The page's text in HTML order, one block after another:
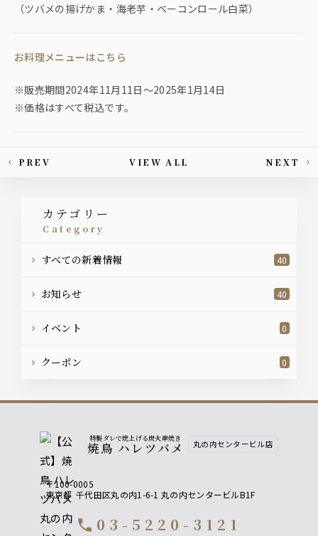
（ツバメの揚げかま・海老芋・ベーコンロール白菜）
お料理メニューはこちら
※販売期間2024年11月11日〜2025年1月14日
※価格はすべて税込です。
This article's paging
PREV VIEW ALL NEXT
カテゴリー
category
すべての新着情報 40
お知らせ 40
イベント 0
クーポン 0
特製ダレで焼上げる炭火串焼き
焼鳥 ハレツバメ 丸の内センタービル店
〒100-0005
東京都 千代田区丸の内1-6-1 丸の内センタービルB1F
call 03-5220-3121